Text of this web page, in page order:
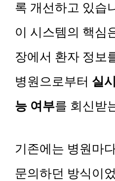
록 개선하고 있습
이 시스템의 핵심
장에서 환자 정보
병원으로부터 실
능 여부를 회신받
기존에는 병원마
문의하던 방식이